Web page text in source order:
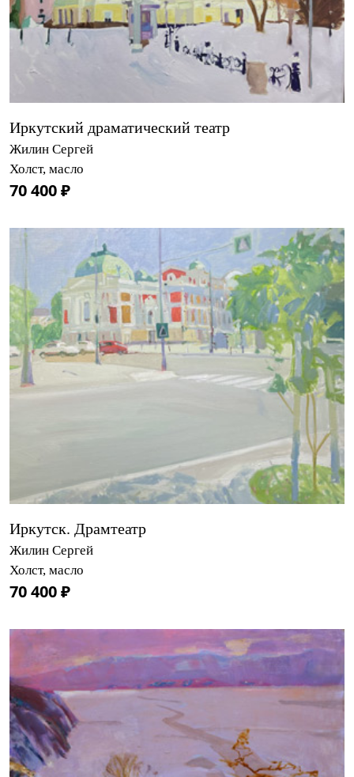
Иркутский драматический театр
Жилин Сергей
Холст, масло
70 400 ₽
Иркутск. Драмтеатр
Жилин Сергей
Холст, масло
70 400 ₽